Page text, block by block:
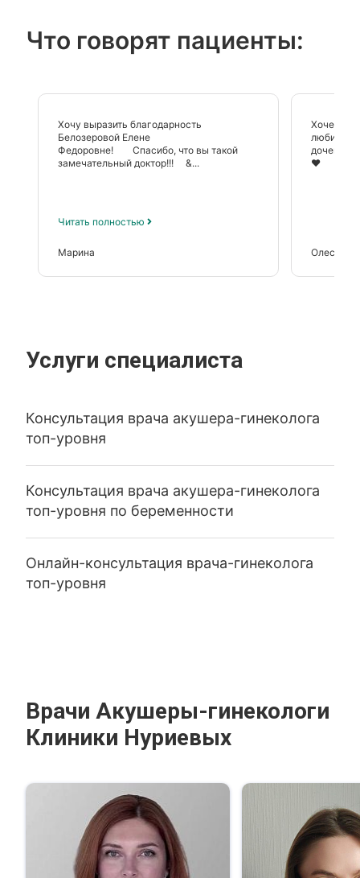
Что говорят пациенты:
Хочу выразить благодарность
Белозеровой Елене
Федоровне! Спасибо, что вы такой
замечательный доктор!!! &...
Читать полностью
Марина
Хочется
любимым
доченьку
❤️
Олеся
Услуги специалиста
Консультация врача акушера-гинеколога
топ-уровня
Консультация врача акушера-гинеколога
топ-уровня по беременности
Онлайн-консультация врача-гинеколога
топ-уровня
Врачи Акушеры-гинекологи
Клиники Нуриевых